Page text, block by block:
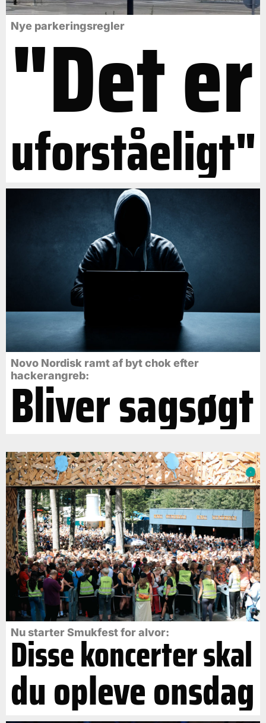
Nye parkeringsregler
"Det er
uforståeligt"
Novo Nordisk ramt af byt chok efter
hackerangreb:
Bliver sagsøgt
Nu starter Smukfest for alvor:
Disse koncerter skal
du opleve onsdag